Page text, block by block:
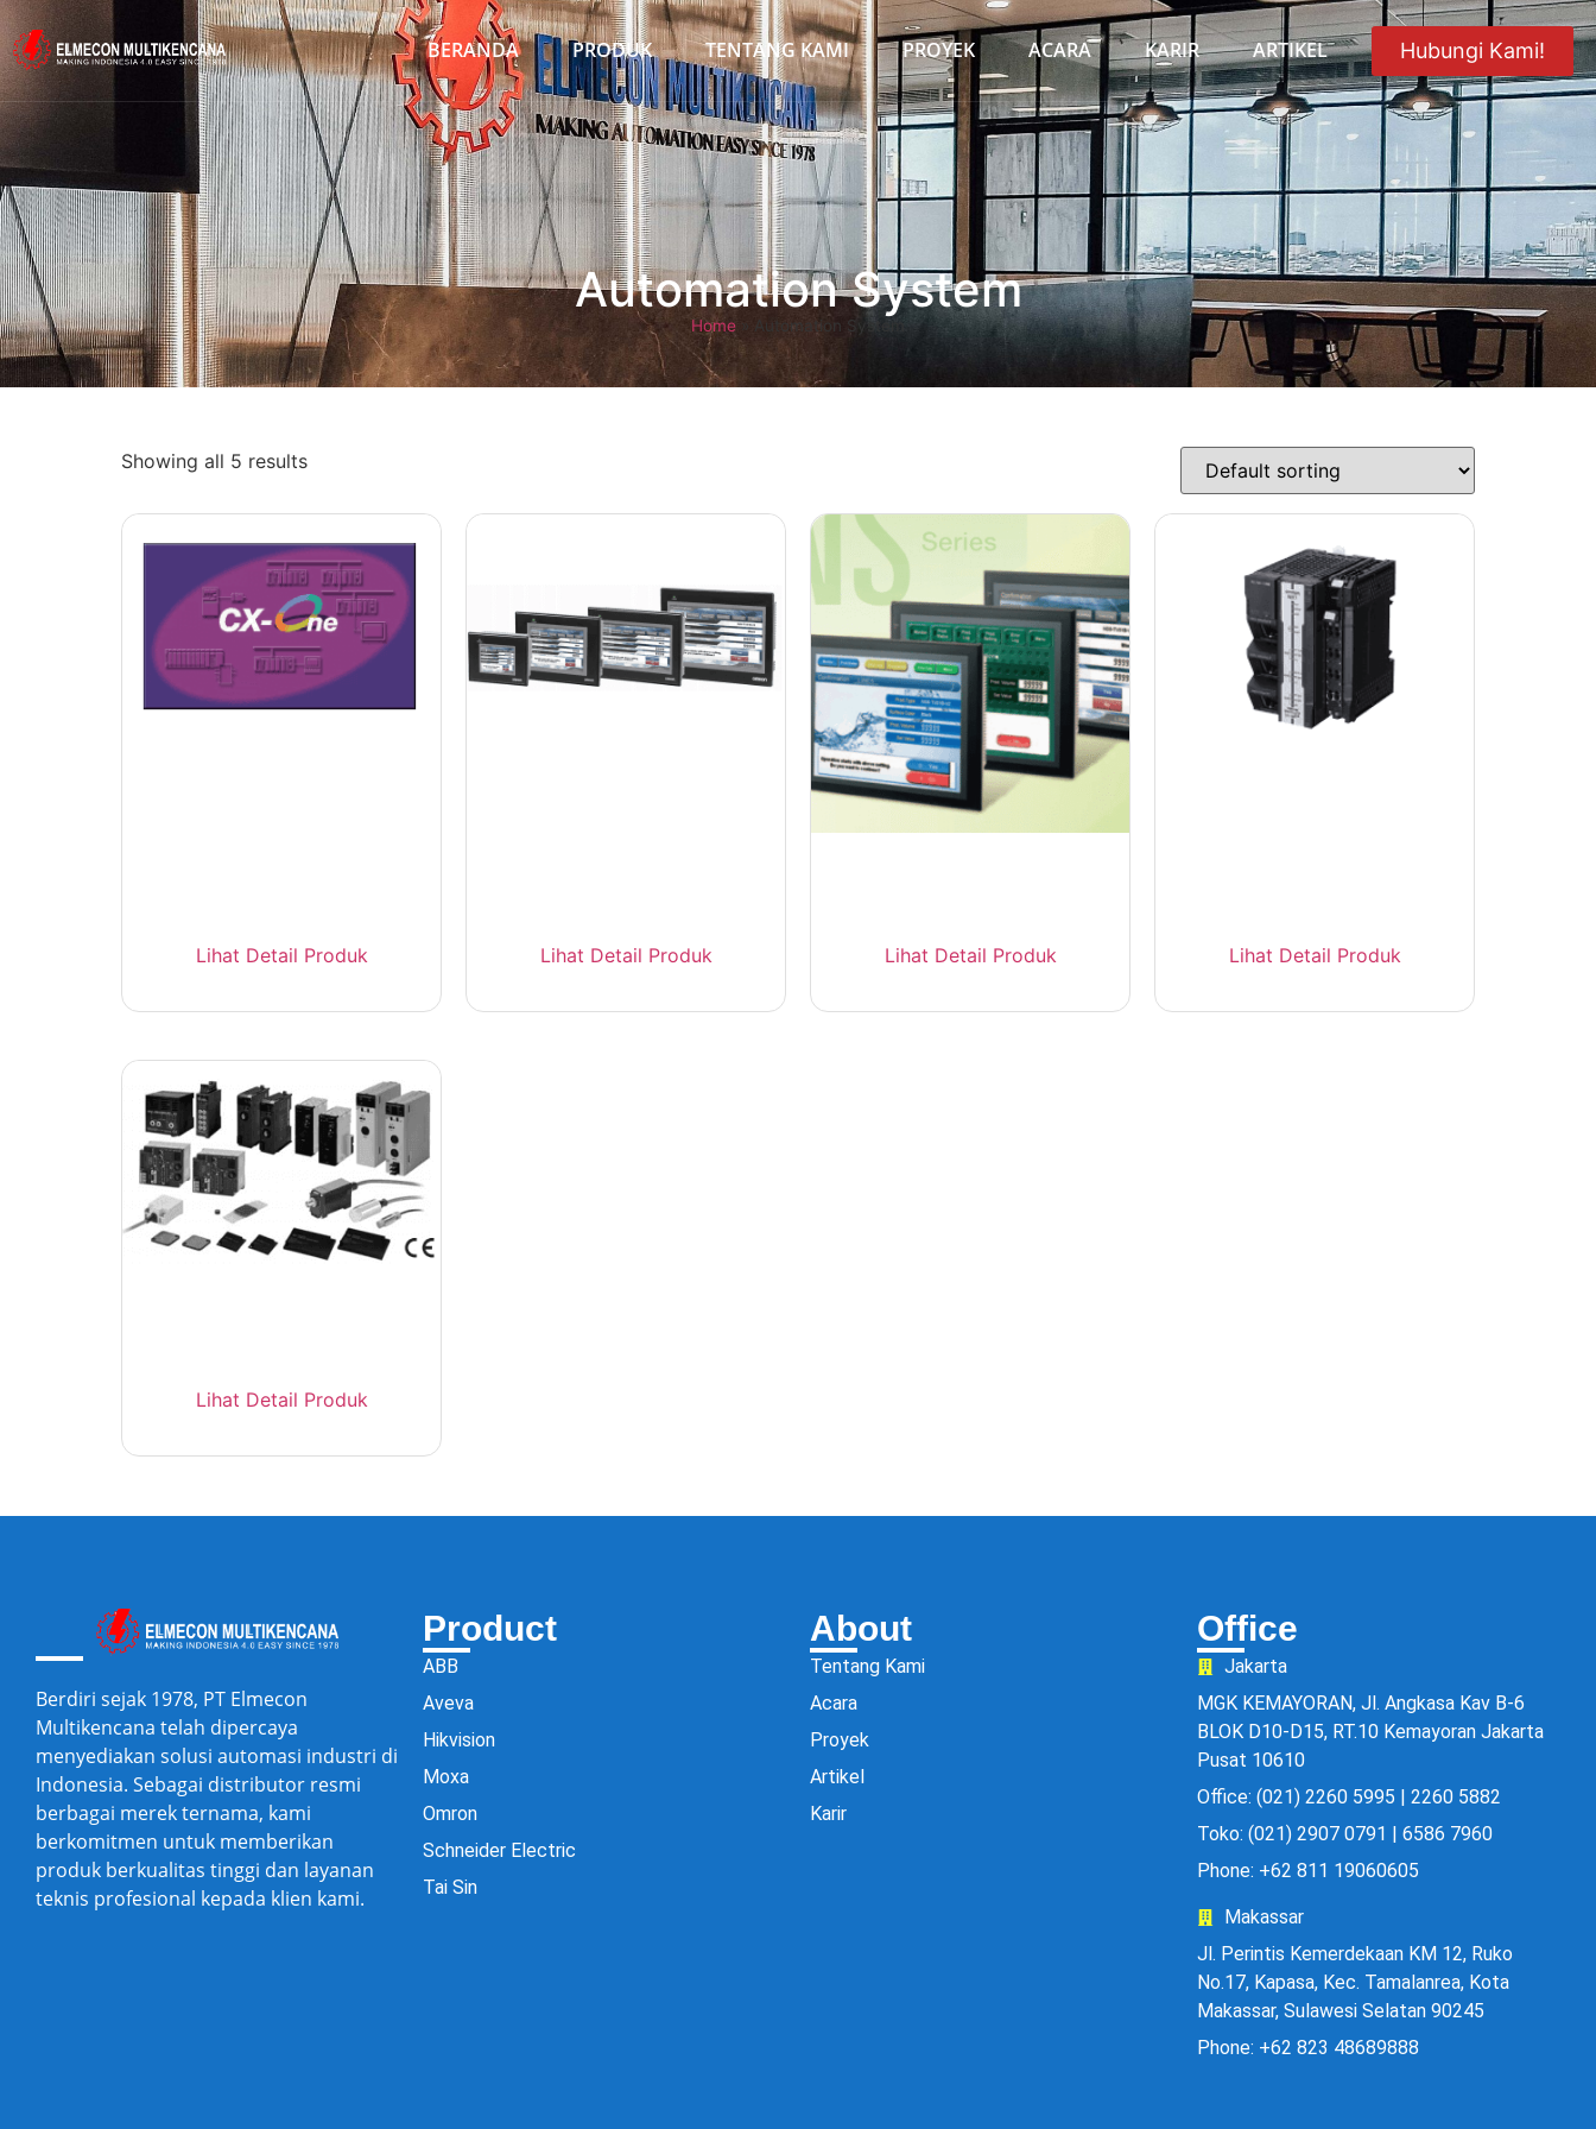
BERANDA PRODUK TENTANG KAMI PROYEK ACARA KARIR ARTIKEL Hubungi Kami!
Automation System
Home » Automation System
Showing all 5 results
Lihat Detail Produk Lihat Detail Produk Lihat Detail Produk Lihat Detail Produk
Lihat Detail Produk
Berdiri sejak 1978, PT Elmecon
Multikencana telah dipercaya
menyediakan solusi automasi industri di
Indonesia. Sebagai distributor resmi
berbagai merek ternama, kami
berkomitmen untuk memberikan
produk berkualitas tinggi dan layanan
teknis profesional kepada klien kami.
Product
ABB
Aveva
Hikvision
Moxa
Omron
Schneider Electric
Tai Sin
About
Tentang Kami
Acara
Proyek
Artikel
Karir
Office
Jakarta
MGK KEMAYORAN, Jl. Angkasa Kav B-6
BLOK D10-D15, RT.10 Kemayoran Jakarta
Pusat 10610
Office: (021) 2260 5995 | 2260 5882
Toko: (021) 2907 0791 | 6586 7960
Phone: +62 811 19060605
Makassar
Jl. Perintis Kemerdekaan KM 12, Ruko
No.17, Kapasa, Kec. Tamalanrea, Kota
Makassar, Sulawesi Selatan 90245
Phone: +62 823 48689888